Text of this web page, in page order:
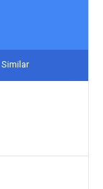
Similar